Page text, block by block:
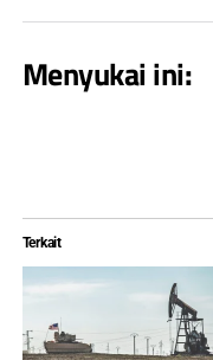
Menyukai ini:
Terkait